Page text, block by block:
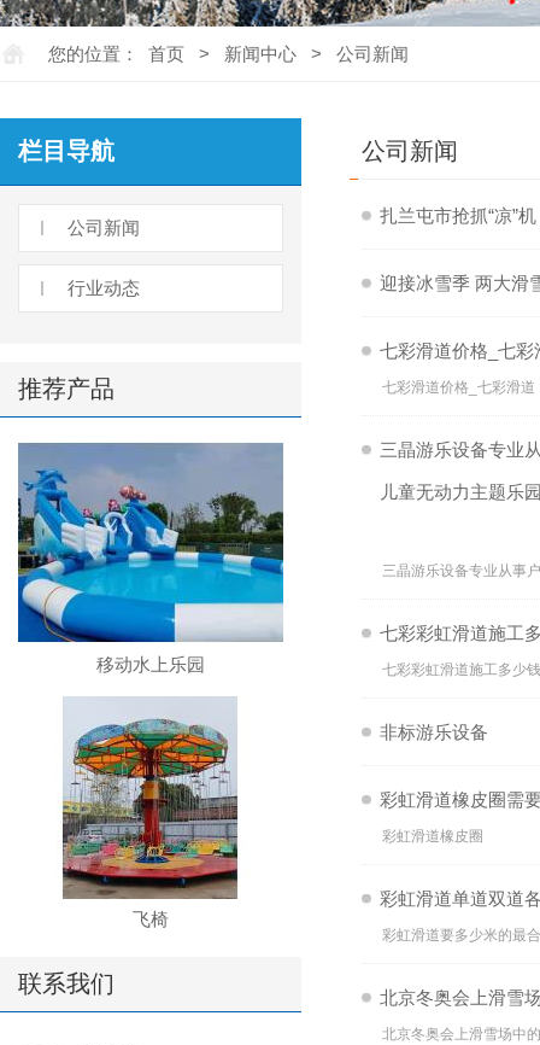
您的位置： 首页 > 新闻中心 > 公司新闻
栏目导航
公司新闻
行业动态
推荐产品
移动水上乐园
飞椅
联系我们
公司新闻
扎兰屯市抢抓“凉”
迎接冰雪季 两大滑
七彩滑道价格_七彩
七彩滑道价格_七彩滑道
三晶游乐设备专业
儿童无动力主题乐
三晶游乐设备专业从事
七彩彩虹滑道施工
七彩彩虹滑道施工多少
非标游乐设备
彩虹滑道橡皮圈需
彩虹滑道橡皮圈
彩虹滑道单道双道
彩虹滑道要多少米的最
北京冬奥会上滑雪
北京冬奥会上滑雪场中